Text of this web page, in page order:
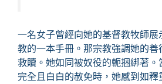
一名女子曾經向她的基督教牧師展
教的一本手冊。那宗教強調她的善
救贖。她如同被奴役的軛捆綁著。
完全且白白的赦免時，她感到如釋